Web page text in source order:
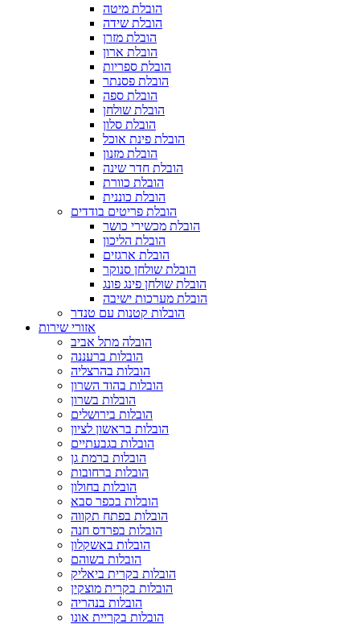
הובלת מיטה
הובלת שידה
הובלת מזרן
הובלת ארון
הובלת ספריות
הובלת פסנתר
הובלת ספה
הובלת שולחן
הובלת סלון
הובלת פינת אוכל
הובלת מזנון
הובלת חדר שינה
הובלת כוורת
הובלת כוננית
הובלת פריטים בודדים
הובלת מכשירי כושר
הובלת הליכון
הובלת ארגזים
הובלת שולחן סנוקר
הובלת שולחן פינג פונג
הובלת מערכות ישיבה
הובלות קטנות עם טנדר
אזורי שירות
הובלה מתל אביב
הובלות ברעננה
הובלות בהרצליה
הובלות בהוד השרון
הובלות בשרון
הובלות בירושלים
הובלות בראשון לציון
הובלות בגבעתיים
הובלות ברמת גן
הובלות ברחובות
הובלות בחולון
הובלות בכפר סבא
הובלות בפתח תקווה
הובלות בפרדס חנה
הובלות באשקלון
הובלות בשוהם
הובלות בקרית ביאליק
הובלות בקרית מוצקין
הובלות בנהריה
הובלות בקריית אונו